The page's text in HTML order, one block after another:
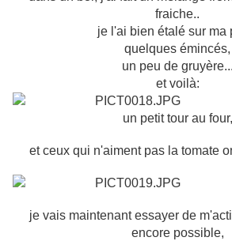
fraiche..
je l'ai bien étalé sur ma
quelques émincés,
un peu de gruyère...
et voilà:
un petit tour au four,
et ceux qui n'aiment pas la tomate
je vais maintenant essayer de
encore possible,